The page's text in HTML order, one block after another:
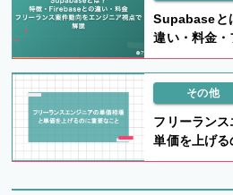
Supabaseと
違い・料金
エンジニア視
その他
フリーラン
単価を上げる